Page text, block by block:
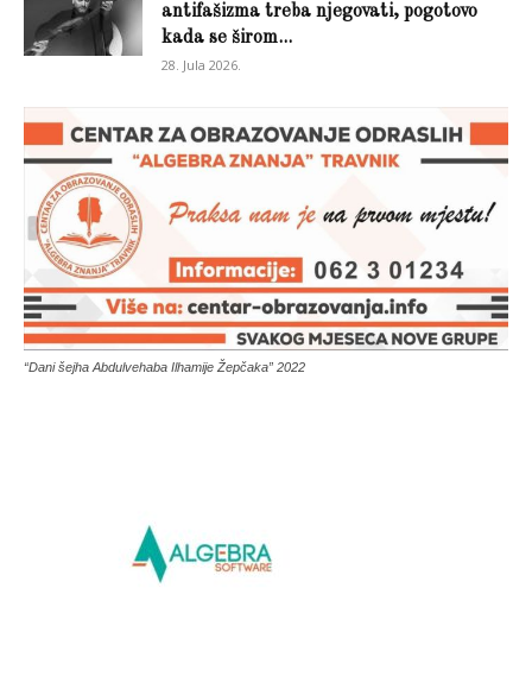
antifašizma treba njegovati, pogotovo
kada se širom...
28. Jula 2026.
“Dani šejha Abdulvehaba Ilhamije Žepčaka” 2022